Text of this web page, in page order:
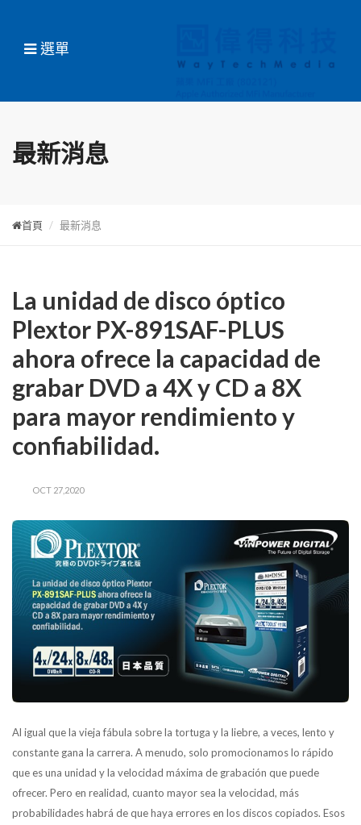
選單
最新消息
首頁 最新消息
La unidad de disco óptico
Plextor PX-891SAF-PLUS
ahora ofrece la capacidad de
grabar DVD a 4X y CD a 8X
para mayor rendimiento y
confiabilidad.
OCT 27,2020
Al igual que la vieja fábula sobre la tortuga y la liebre, a veces, lento y
constante gana la carrera. A menudo, solo promocionamos lo rápido
que es una unidad y la velocidad máxima de grabación que puede
ofrecer. Pero en realidad, cuanto mayor sea la velocidad, más
probabilidades habrá de que haya errores en los discos copiados. Esos